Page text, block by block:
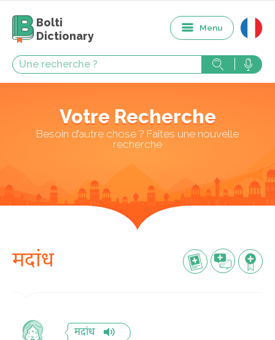
Bolti
Dictionary
Menu
Votre Recherche
Besoin d’autre chose ? Faites une nouvelle
recherche
मदांध
मदांध